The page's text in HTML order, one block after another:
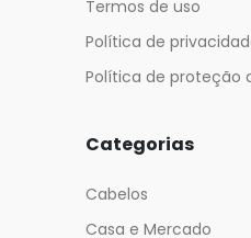
Termos de uso
Política de
Política de proteção
Categorias
Cabelos
Casa e Mercado